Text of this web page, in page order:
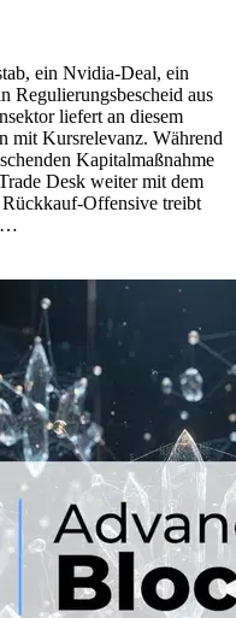
ein Nvidia-Deal, ein
Regulierungsbescheid aus
liefert an diesem
mit Kursrelevanz. Während
Kapitalmaßnahme
Desk weiter mit dem
Offensive treibt